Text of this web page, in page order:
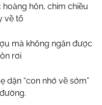
hôn, chim chiều
về tổ
mà không ngăn được
rơi
dặn “con nhớ về sớm”